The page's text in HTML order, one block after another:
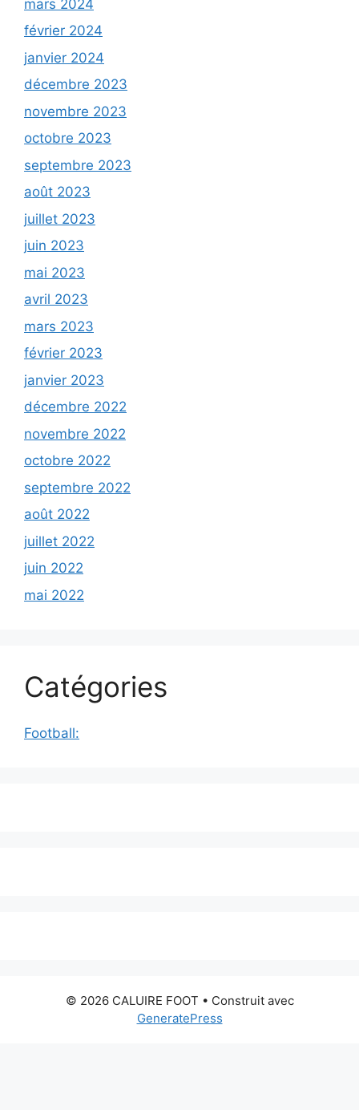
mars 2024
février 2024
janvier 2024
décembre 2023
novembre 2023
octobre 2023
septembre 2023
août 2023
juillet 2023
juin 2023
mai 2023
avril 2023
mars 2023
février 2023
janvier 2023
décembre 2022
novembre 2022
octobre 2022
septembre 2022
août 2022
juillet 2022
juin 2022
mai 2022
Catégories
Football:
© 2026 CALUIRE FOOT • Construit avec
GeneratePress